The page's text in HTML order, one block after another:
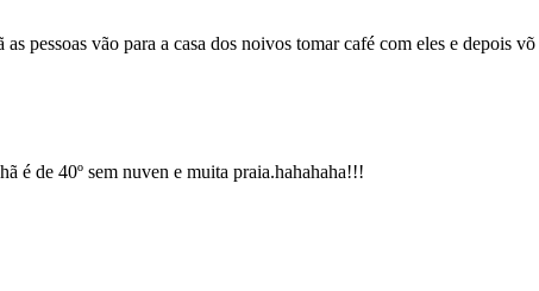
pessoas vão para a casa dos noivos tomar café com eles e depois
é de 40º sem nuven e muita praia.hahahaha!!!